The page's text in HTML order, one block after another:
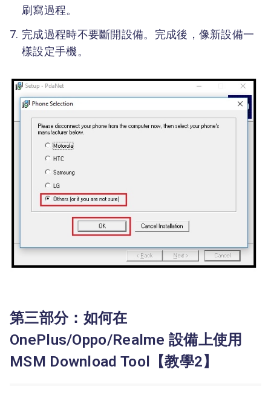
刷寫過程。
完成過程時不要斷開設備。完成後，像新設備一
樣設定手機。
第三部分：如何在
OnePlus/Oppo/Realme 設備上使用
MSM Download Tool【教學2】